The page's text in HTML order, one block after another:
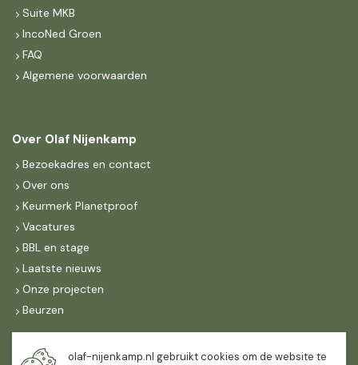
Suite MKB
IncoNed Groen
FAQ
Algemene voorwaarden
Over Olaf Nijenkamp
Bezoekadres en contact
Over ons
Keurmerk Planetproof
Vacatures
BBL en stage
Laatste nieuws
Onze projecten
Beurzen
Maandag t/m vrijdag
olaf-nijenkamp.nl gebruikt cookies om de website te